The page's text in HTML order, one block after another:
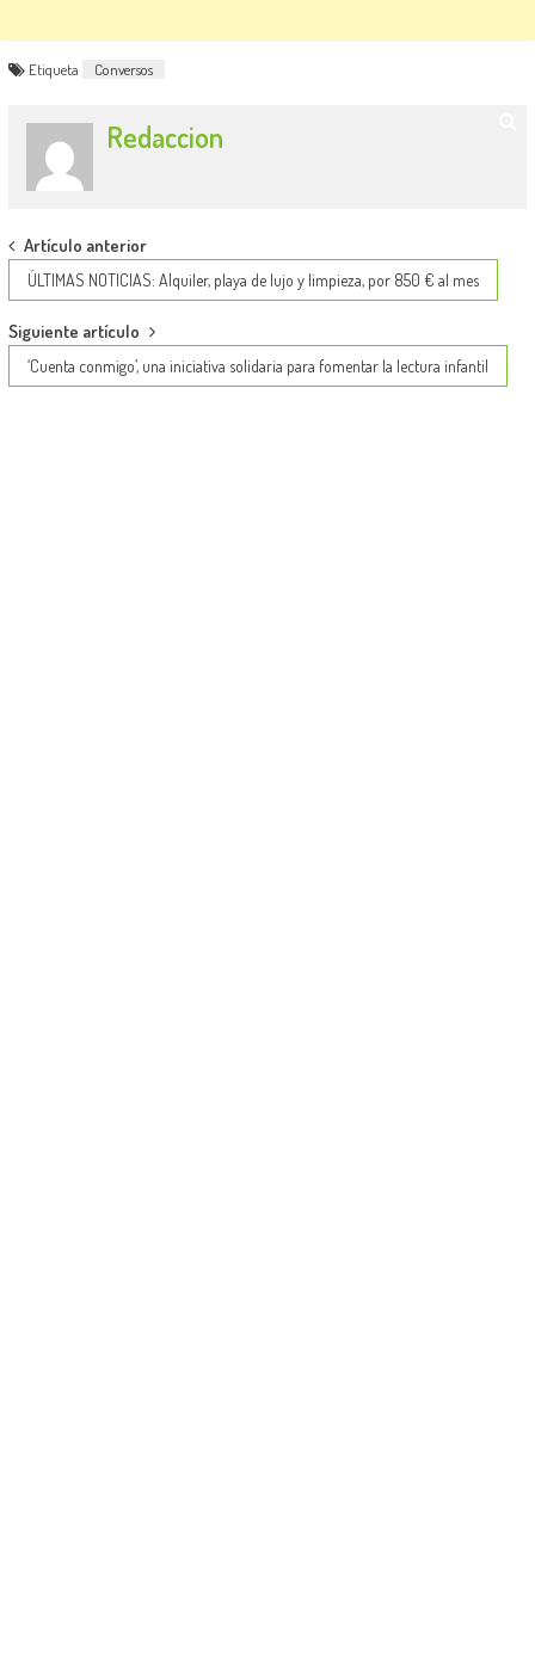
Etiqueta Conversos
Redaccion
Post
navigation
Artículo anterior
ÚLTIMAS NOTICIAS: Alquiler, playa de lujo y limpieza, por 850 € al mes
Siguiente artículo
‘Cuenta conmigo’, una iniciativa solidaria para fomentar la lectura infantil